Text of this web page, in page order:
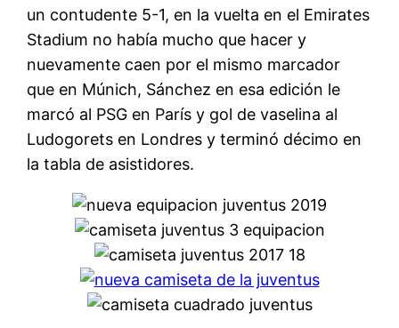
un contudente 5-1, en la vuelta en el Emirates
Stadium no había mucho que hacer y
nuevamente caen por el mismo marcador
que en Múnich, Sánchez en esa edición le
marcó al PSG en París y gol de vaselina al
Ludogorets en Londres y terminó décimo en
la tabla de asistidores.